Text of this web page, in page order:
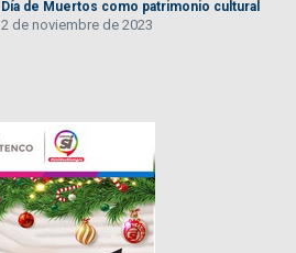
Día de Muertos como patrimonio cultural
2 de noviembre de 2023